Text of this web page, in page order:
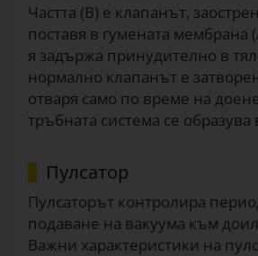
Частта (B) е клапанът,
поставя в гумената мембрана
я задържа принудително в
нормално клапанът е
отваря само по време на
тръбната система се образува
Пулсатор
Пулсаторът контролира
подаване на вакуума към
Важни характеристики на